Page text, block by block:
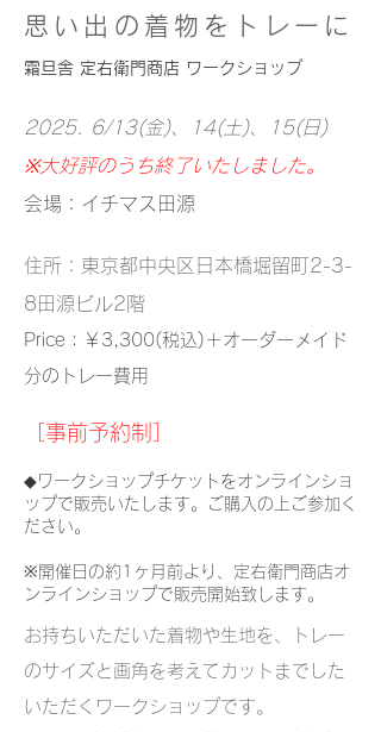
思い出の着物をトレーに
霜旦舎 定右衛門商店 ワークショップ
​​2025. 6/13(金)、14(土)、15(日)
※大好評のうち終了いたしました。
会場：イチマス田源
住所：東京都中央区日本橋堀留町2-3-
8田源ビル2階
Price：￥3,300(税込)＋オーダーメイド
分のトレー費用
​［事前予約制］
◆ワークショップチケットをオンラインショ
ップで販売いたします。ご購入の上ご参加く
ださい。
※開催日の約1ヶ月前より、定右衛門商店オ
ンラインショップで販売開始致します。
お持ちいただいた着物や生地を、トレー
のサイズと画角を考えてカットまでした
いただくワークショップです。